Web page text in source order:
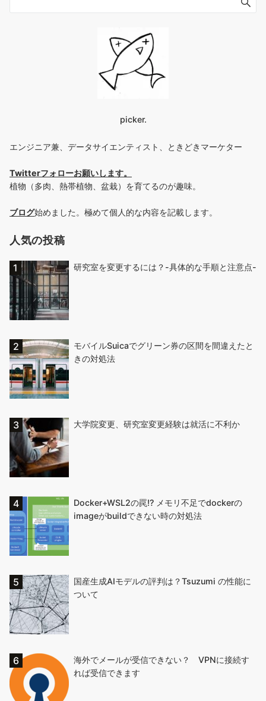
picker.
エンジニア兼、データサイエンティスト、ときどきマーケター
Twitterフォローお願いします。
植物（多肉、熱帯植物、盆栽）を育てるのが趣味。
ブログ始めました。極めて個人的な内容を記載します。
人気の投稿
研究室を変更するには？-具体的な手順と注意点-
モバイルSuicaでグリーン券の区間を間違えたと
きの対処法
大学院変更、研究室変更経験は就活に不利か
Docker+WSL2の罠!? メモリ不足でdockerの
imageがbuildできない時の対処法
国産生成AIモデルの評判は？Tsuzumi の性能に
ついて
海外でメールが受信できない？ VPNに接続す
れば受信できます